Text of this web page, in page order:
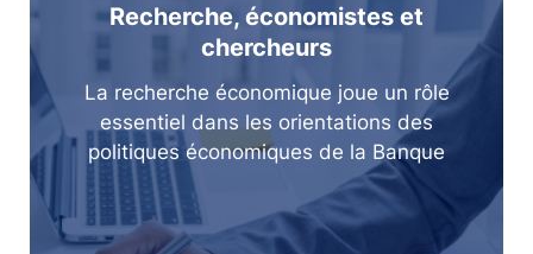
Recherche, économistes et
chercheurs
La recherche économique joue un rôle
essentiel dans les orientations des
politiques économiques de la Banque